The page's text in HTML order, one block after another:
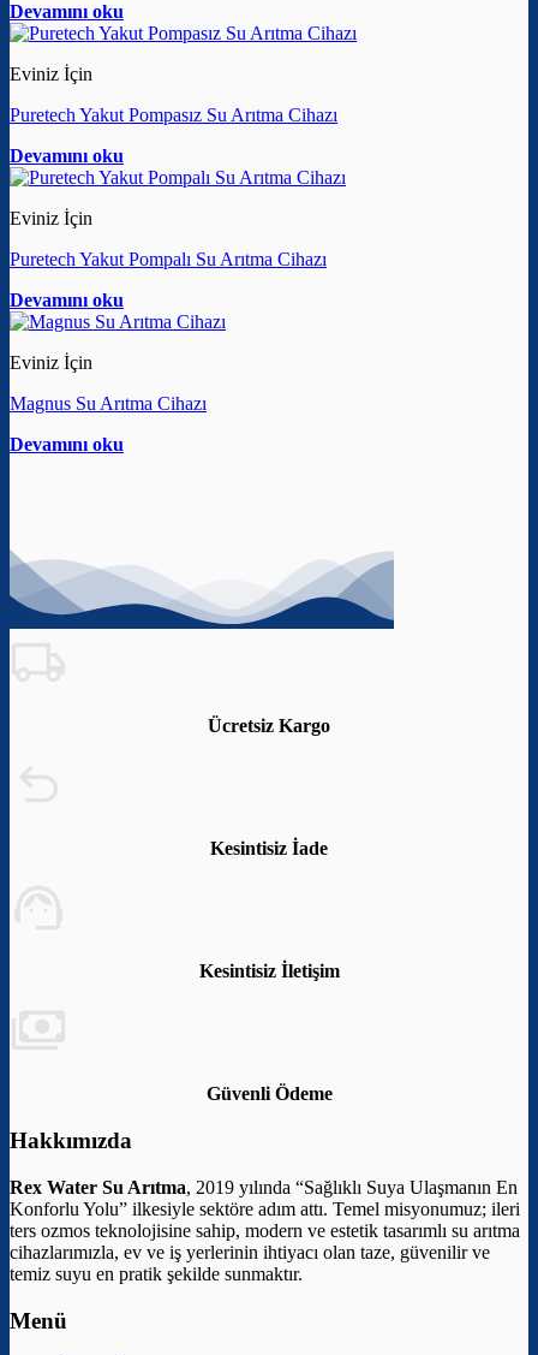
Devamını oku
Eviniz İçin
Puretech Yakut Pompasız Su Arıtma Cihazı
Devamını oku
Eviniz İçin
Puretech Yakut Pompalı Su Arıtma Cihazı
Devamını oku
Eviniz İçin
Magnus Su Arıtma Cihazı
Devamını oku
Ücretsiz Kargo
Kesintisiz İade
Kesintisiz İletişim
Güvenli Ödeme
Hakkımızda
Rex Water Su Arıtma, 2019 yılında “Sağlıklı Suya Ulaşmanın En
Konforlu Yolu” ilkesiyle sektöre adım attı. Temel misyonumuz; ileri
ters ozmos teknolojisine sahip, modern ve estetik tasarımlı su arıtma
cihazlarımızla, ev ve iş yerlerinin ihtiyacı olan taze, güvenilir ve
temiz suyu en pratik şekilde sunmaktır.
Menü